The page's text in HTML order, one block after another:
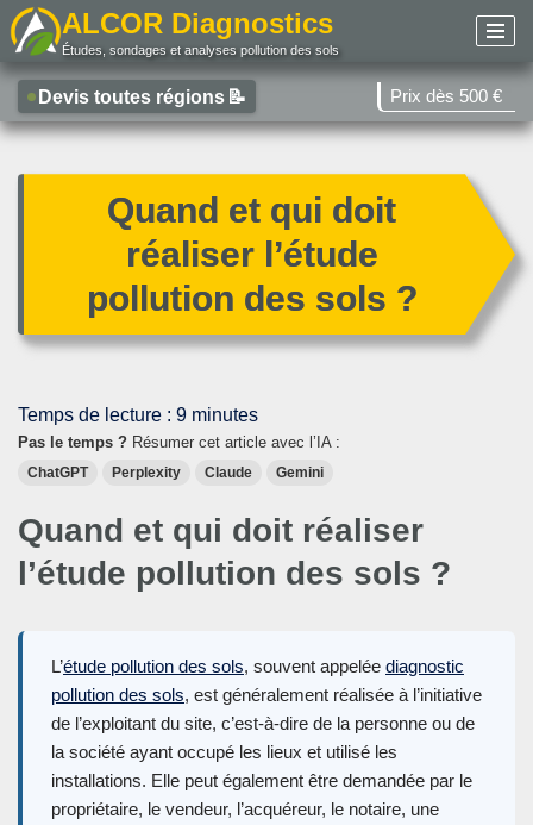
au
contenu
ALCOR Diagnostics
Études, sondages et analyses pollution des sols
Devis toutes régions 📝 Prix dès 500 €
Quand et qui doit
réaliser l’étude
pollution des sols ?
Temps de lecture : 9 minutes
Pas le temps ? Résumer cet article avec l’IA :
ChatGPT Perplexity Claude Gemini
Quand et qui doit réaliser
l’étude pollution des sols ?
L’étude pollution des sols, souvent appelée diagnostic
pollution des sols, est généralement réalisée à l’initiative
de l’exploitant du site, c’est-à-dire de la personne ou de
la société ayant occupé les lieux et utilisé les
installations. Elle peut également être demandée par le
propriétaire, le vendeur, l’acquéreur, le notaire, une